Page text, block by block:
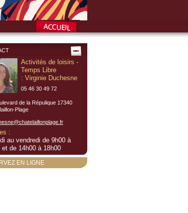
Activités de loisirs -
Temps Libre
: Virginie Duchesne
05 46 30 49 72
de la Répulique 17340
Plage
:
au vendredi de 9h00 à
et de 14h00 à 18h00
EN LIGNE